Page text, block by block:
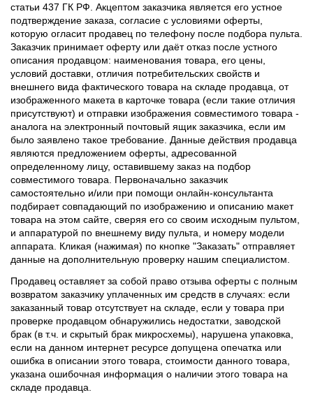
статьи 437 ГК РФ. Акцептом заказчика является его устное
подтверждение заказа, согласие с условиями оферты,
которую огласит продавец по телефону после подбора пульта.
Заказчик принимает оферту или даёт отказ после устного
описания продавцом: наименования товара, его цены,
условий доставки, отличия потребительских свойств и
внешнего вида фактического товара на складе продавца, от
изображенного макета в карточке товара (если такие отличия
присутствуют) и отправки изображения совместимого товара -
аналога на электронный почтовый ящик заказчика, если им
было заявлено такое требование. Данные действия продавца
являются предложением оферты, адресованной
определенному лицу, оставившему заказ на подбор
совместимого товара. Первоначально заказчик
самостоятельно и/или при помощи онлайн-консультанта
подбирает совпадающий по изображению и описанию макет
товара на этом сайте, сверяя его со своим исходным пультом,
и аппаратурой по внешнему виду пульта, и номеру модели
аппарата. Кликая (нажимая) по кнопке "Заказать" отправляет
данные на дополнительную проверку нашим специалистом.
Продавец оставляет за собой право отзыва оферты с полным
возвратом заказчику уплаченных им средств в случаях: если
заказанный товар отсутствует на складе, если у товара при
проверке продавцом обнаружились недостатки, заводской
брак (в т.ч. и скрытый брак микросхемы), нарушена упаковка,
если на данном интернет ресурсе допущена опечатка или
ошибка в описании этого товара, стоимости данного товара,
указана ошибочная информация о наличии этого товара на
складе продавца.